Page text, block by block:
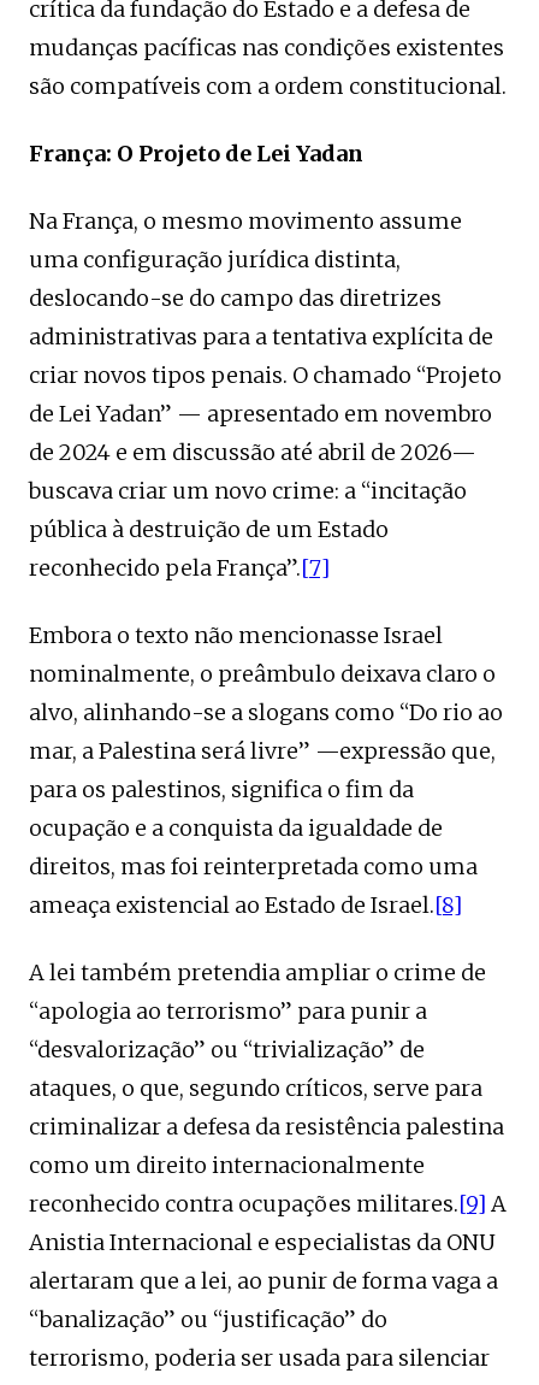
crítica da fundação do Estado e a defesa de
mudanças pacíficas nas condições existentes
são compatíveis com a ordem constitucional.
França: O Projeto de Lei Yadan
Na França, o mesmo movimento assume
uma configuração jurídica distinta,
deslocando-se do campo das diretrizes
administrativas para a tentativa explícita de
criar novos tipos penais. O chamado “Projeto
de Lei Yadan” — apresentado em novembro
de 2024 e em discussão até abril de 2026—
buscava criar um novo crime: a “incitação
pública à destruição de um Estado
reconhecido pela França”.[7]
Embora o texto não mencionasse Israel
nominalmente, o preâmbulo deixava claro o
alvo, alinhando-se a slogans como “Do rio ao
mar, a Palestina será livre” —expressão que,
para os palestinos, significa o fim da
ocupação e a conquista da igualdade de
direitos, mas foi reinterpretada como uma
ameaça existencial ao Estado de Israel.[8]
A lei também pretendia ampliar o crime de
“apologia ao terrorismo” para punir a
“desvalorização” ou “trivialização” de
ataques, o que, segundo críticos, serve para
criminalizar a defesa da resistência palestina
como um direito internacionalmente
reconhecido contra ocupações militares.[9] A
Anistia Internacional e especialistas da ONU
alertaram que a lei, ao punir de forma vaga a
“banalização” ou “justificação” do
terrorismo, poderia ser usada para silenciar